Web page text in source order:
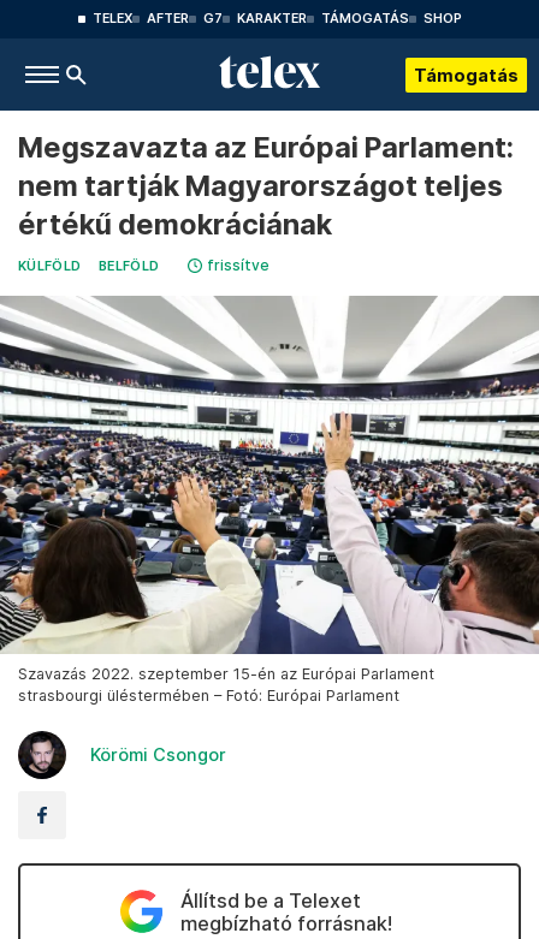
TELEX AFTER G7 KARAKTER TÁMOGATÁS SHOP
Támogatás
Megszavazta az Európai Parlament:
nem tartják Magyarországot teljes
értékű demokráciának
KÜLFÖLD BELFÖLD frissítve
Szavazás 2022. szeptember 15-én az Európai Parlament
strasbourgi üléstermében – Fotó: Európai Parlament
Körömi Csongor
Állítsd be a Telexet
megbízható forrásnak!